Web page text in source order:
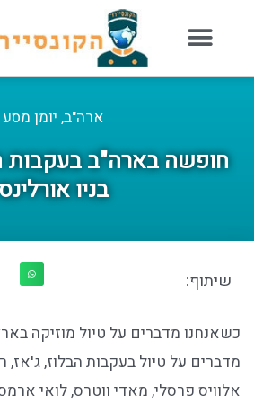
ארה"ב, יומן מסע
חופשה בארה"ב בעקבות
בניו
שיתוף:
כשאנחנו מדברים על טיול מוזיקה
מדברים על טיול בעקבות הבלוז, ג'אז,
אלוויס פרסלי, מאדי ווטרס, לואי